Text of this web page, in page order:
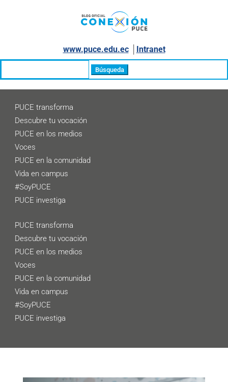
www.puce.edu.ec│ Intranet
PUCE transforma
Descubre tu vocación
PUCE en los medios
Voces
PUCE en la comunidad
Vida en campus
#SoyPUCE
PUCE investiga
PUCE transforma
Descubre tu vocación
PUCE en los medios
Voces
PUCE en la comunidad
Vida en campus
#SoyPUCE
PUCE investiga